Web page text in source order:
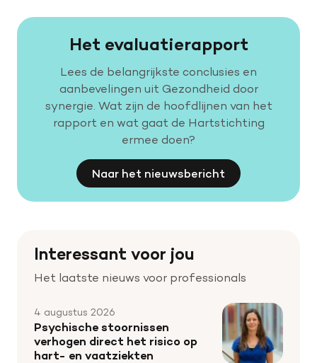
Het evaluatierapport
Lees de belangrijkste conclusies en
aanbevelingen uit Gezondheid door
synergie. Wat zijn de hoofdlijnen van het
rapport en wat gaat de Hartstichting
ermee doen?
Naar het nieuwsbericht
Interessant voor jou
Het laatste nieuws voor professionals
4 augustus 2026
Psychische stoornissen
verhogen direct het risico op
hart- en vaatziekten